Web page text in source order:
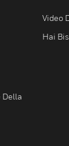
Della
Video
Hai